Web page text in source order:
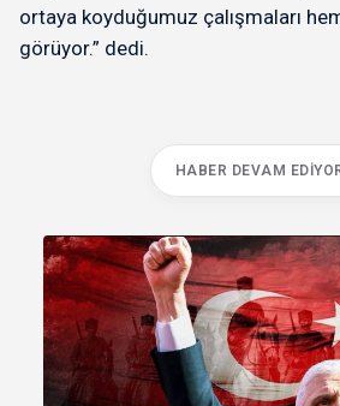
ortaya koyduğumuz çalışmaları
görüyor.” dedi.
HABER DEVAM